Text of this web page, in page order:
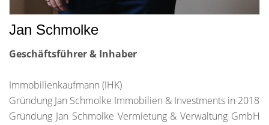
Jan Schmolke
Geschäftsführer & Inhaber
Immobilienkaufmann (IHK)
Gründung Jan Schmolke Immobilien & Investments in 2018
Gründung Jan Schmolke Vermietung & Verwaltung GmbH